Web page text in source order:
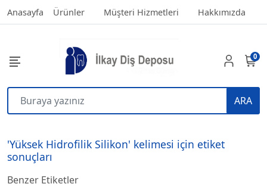
Anasayfa Ürünler Müşteri Hizmetleri Hakkımızda
ARA
0
'Yüksek Hidrofilik Silikon' kelimesi için etiket
sonuçları
Benzer Etiketler